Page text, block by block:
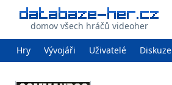
domov všech hráčů videoher
Hry Vývojáři Uživatelé Diskuze